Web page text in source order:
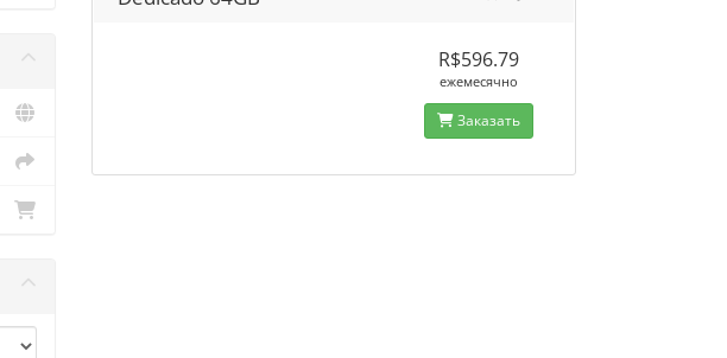
R$596.79
ежемесячно
Заказать